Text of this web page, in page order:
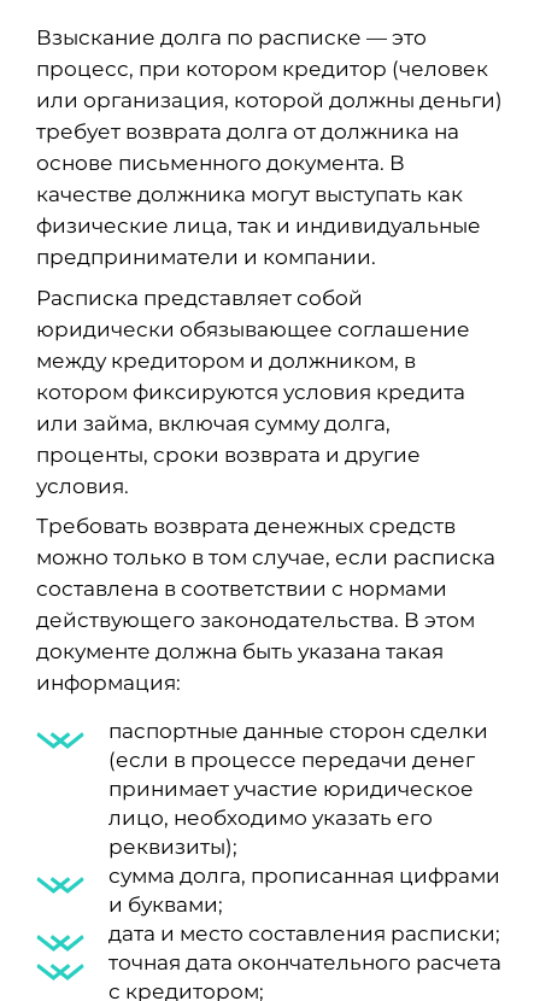
Взыскание долга по расписке — это
процесс, при котором кредитор (человек
или организация, которой должны деньги)
требует возврата долга от должника на
основе письменного документа. В
качестве должника могут выступать как
физические лица, так и индивидуальные
предприниматели и компании.
Расписка представляет собой
юридически обязывающее соглашение
между кредитором и должником, в
котором фиксируются условия кредита
или займа, включая сумму долга,
проценты, сроки возврата и другие
условия.
Требовать возврата денежных средств
можно только в том случае, если расписка
составлена в соответствии с нормами
действующего законодательства. В этом
документе должна быть указана такая
информация:
паспортные данные сторон сделки
(если в процессе передачи денег
принимает участие юридическое
лицо, необходимо указать его
реквизиты);
сумма долга, прописанная цифрами
и буквами;
дата и место составления расписки;
точная дата окончательного расчета
с кредитором;